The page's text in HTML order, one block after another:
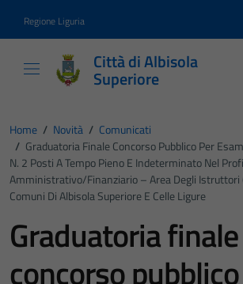
Regione Liguria
Città di Albisola
Superiore
Home / Novità / Comunicati
/ Graduatoria Finale Concorso Pubblico Per
N. 2 Posti A Tempo Pieno E Indeterminato Nel
Amministrativo/Finanziario – Area Degli Istruttori
Comuni Di Albisola Superiore E Celle Ligure
Graduatoria finale
concorso